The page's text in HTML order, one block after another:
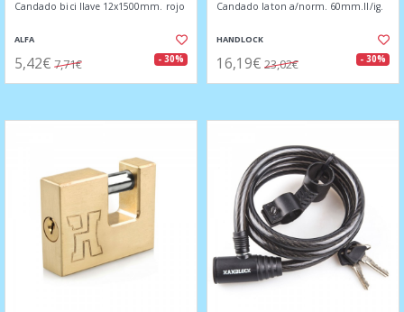
Candado bici llave 12x1500mm. rojo
ALFA
5,42€ 7,71€ - 30%
Candado laton a/norm. 60mm.ll/ig.
HANDLOCK
16,19€ 23,02€ - 30%